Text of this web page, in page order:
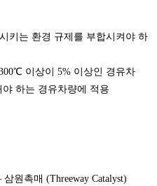
키는 환경 규제를 부합시켜야 하
이상이 5% 이상인 경유차
하는 경유차량에 적용
원촉매 (Threeway Catalyst)